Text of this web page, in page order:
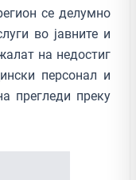
се делумно
во јавните и
на недостиг
персонал и
прегледи преку